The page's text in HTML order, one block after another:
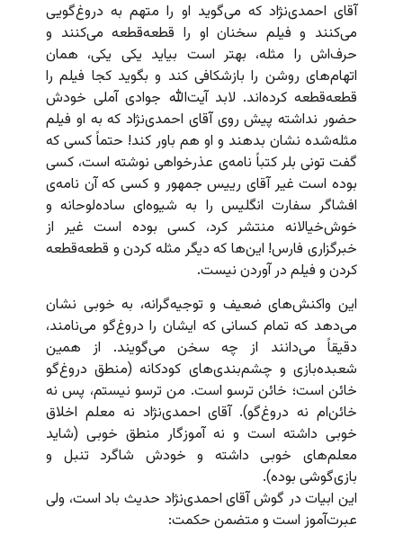
آقای احمدی‌نژاد که می‌‌گوید او را متهم به دروغ‌گویی
می‌کنند و فیلم سخنان او را قطعه‌قطعه می‌کنند و
حرف‌اش را مثله، بهتر است بیاید یکی یکی، همان
اتهام‌های روشن را بازشکافی کند و بگوید کجا فیلم را
قطعه‌قطعه کرده‌اند. لابد آیت‌الله جوادی آملی خودش
حضور نداشته پیش روی آقای احمدی‌نژاد که به او فیلم
مثله‌شده نشان بدهند و او هم باور کند! حتماً کسی که
گفت تونی بلر کتباً‌ نامه‌ی عذرخواهی نوشته است،‌ کسی
بوده است غیر آقای رییس جمهور و کسی که آن نامه‌ی
افشاگر سفارت انگلیس را به شیوه‌ای ساده‌لوحانه و
خوش‌خیالانه منتشر کرد، کسی بوده است غیر از
خبرگزاری فارس! این‌ها که دیگر مثله کردن و قطعه‌قطعه
کردن و فیلم در آوردن نیست.
این واکنش‌های ضعیف و توجیه‌گرانه، به خوبی نشان
می‌دهد که تمام کسانی که ایشان را دروغ‌گو می‌نامند،
دقیقاً می‌دانند از چه سخن می‌گویند. از همین
شعبده‌بازی و چشم‌بندی‌های کودکانه (منطق دروغ‌گو
خائن است؛ خائن ترسو است. من ترسو نیستم، پس نه
خائن‌ام نه دروغ‌گو). آقای احمدی‌نژاد نه معلم اخلاق
خوبی داشته است و نه آموزگار منطق خوبی (شاید
معلم‌های خوبی داشته و خودش شاگرد تنبل و
بازی‌گوشی بوده).
این ابیات در گوش آقای احمدی‌نژاد حدیث باد است،‌ ولی
عبرت‌آموز است و متضمن حکمت: